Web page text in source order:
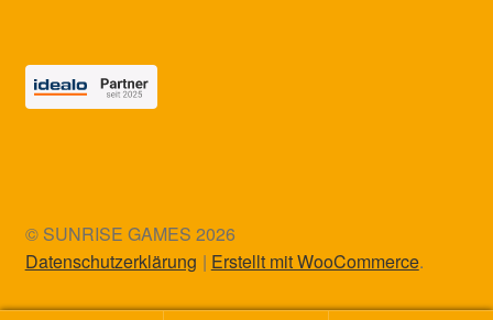
© SUNRISE GAMES 2026
Datenschutzerklärung
Erstellt mit WooCommerce.